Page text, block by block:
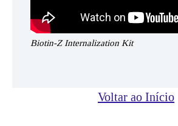
Biotin-Z Internalization Kit
Voltar ao Início